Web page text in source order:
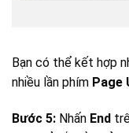
Bạn có thể kết hợp
nhiều lần phím Page
Bước 5: Nhấn End